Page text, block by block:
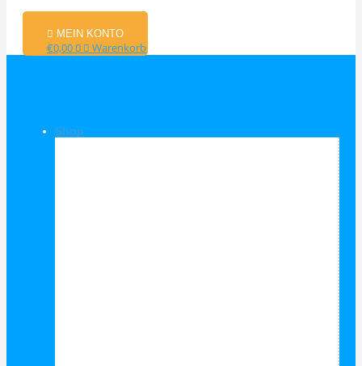
MEIN KONTO
€0,000 Warenkorb
Shop